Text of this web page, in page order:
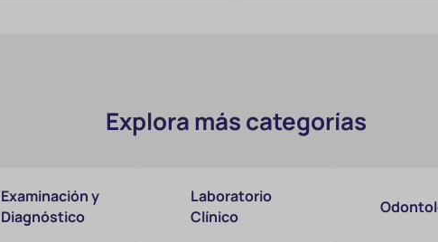
Explora más categorías
Examinación y
Diagnóstico
Laboratorio
Clínico